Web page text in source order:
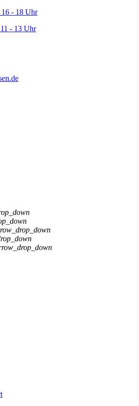
16 - 18 Uhr
- 13 Uhr